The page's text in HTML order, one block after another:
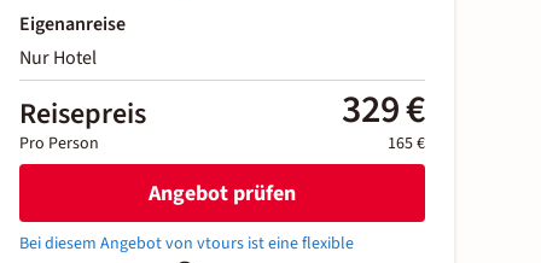
Eigenanreise
Nur Hotel
Reisepreis 329 €
Pro Person 165 €
Angebot prüfen
Bei diesem Angebot von vtours ist eine flexible